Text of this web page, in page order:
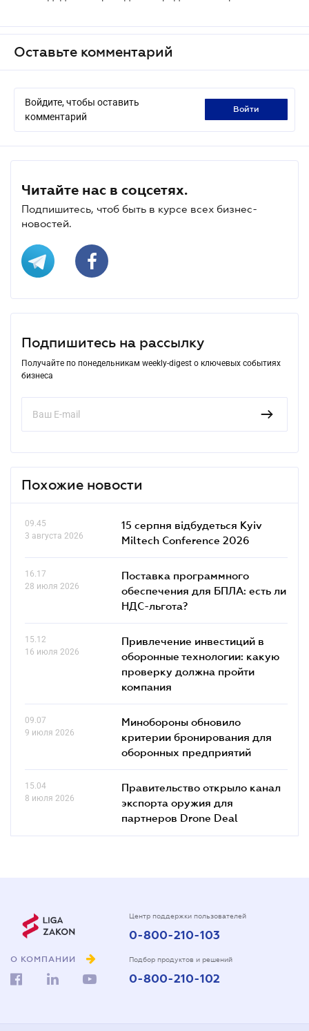
Оставьте комментарий
Войдите, чтобы оставить
комментарий
войти
Читайте нас в соцсетях.
Подпишитесь, чтоб быть в курсе всех бизнес-
новостей.
Подпишитесь на рассылку
Получайте по понедельникам weekly-digest о ключевых событиях
бизнеса
Похожие новости
09.45
3 августа 2026
15 серпня відбудеться Kyiv
Miltech Conference 2026
16.17
28 июля 2026
Поставка программного
обеспечения для БПЛА: есть ли
НДС-льгота?
15.12
16 июля 2026
Привлечение инвестиций в
оборонные технологии: какую
проверку должна пройти
компания
09.07
9 июля 2026
Минобороны обновило
критерии бронирования для
оборонных предприятий
15.04
8 июля 2026
Правительство открыло канал
экспорта оружия для
партнеров Drone Deal
О КОМПАНИИ
Центр поддержки пользователей
0-800-210-103
Подбор продуктов и решений
0-800-210-102